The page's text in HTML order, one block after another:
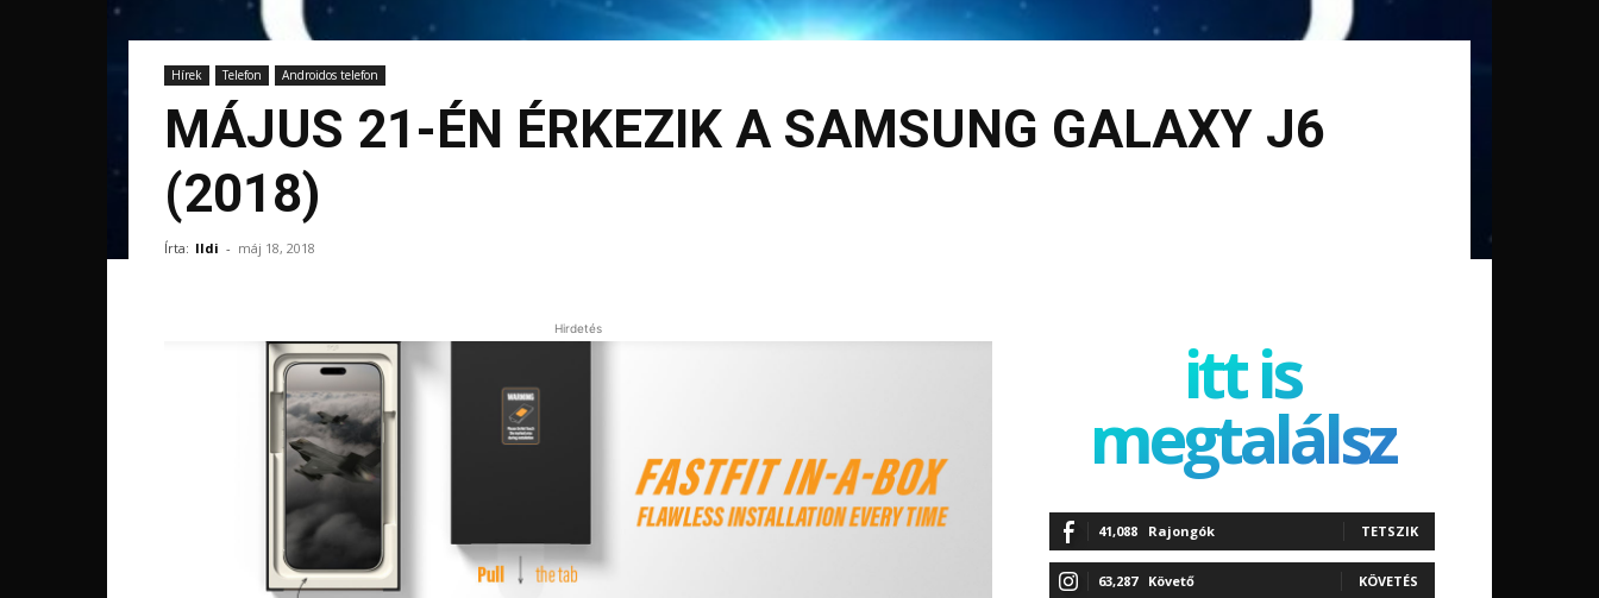
Hírek Telefon Androidos telefon
MÁJUS 21-ÉN ÉRKEZIK A SAMSUNG GALAXY J6
(2018)
Írta: Ildi - máj 18, 2018
Hirdetés itt is
megtalálsz
41,088 Rajongók TETSZIK
63,287 Követő KÖVETÉS